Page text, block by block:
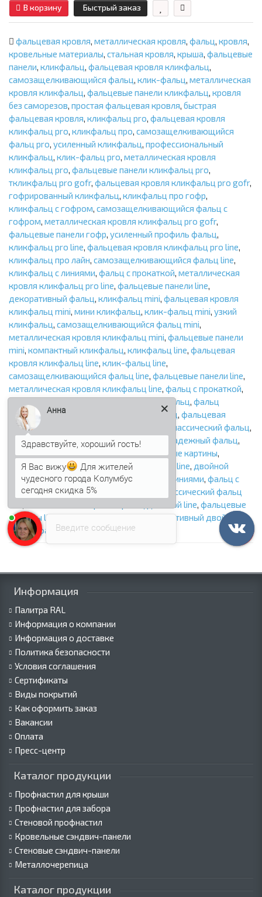
В корзину Быстрый заказ
фальцевая кровля, металлическая кровля, фальц, кровля,
кровельные материалы, стальная кровля, крыша, фальцевые
панели, кликфальц, фальцевая кровля кликфальц,
самозащелкивающийся фальц, клик-фальц, металлическая
кровля кликфальц, фальцевые панели кликфальц, кровля
без саморезов, простая фальцевая кровля, быстрая
фальцевая кровля, кликфальц pro, фальцевая кровля
кликфальц pro, кликфальц про, самозащелкивающийся
фальц pro, усиленный кликфальц, профессиональный
кликфальц, клик-фальц pro, металлическая кровля
кликфальц pro, фальцевые панели кликфальц pro,
ткликфальц pro gofr, фальцевая кровля кликфальц pro gofr,
гофрированный кликфальц, кликфальц про гофр,
кликфальц с гофром, самозащелкивающийся фальц с
гофром, металлическая кровля кликфальц pro gofr,
фальцевые панели гофр, усиленный профиль фальц,
кликфальц pro line, фальцевая кровля кликфальц pro line,
кликфальц про лайн, самозащелкивающийся фальц line,
кликфальц с линиями, фальц с прокаткой, металлическая
кровля кликфальц pro line, фальцевые панели line,
декоративный фальц, кликфальц mini, фальцевая кровля
кликфальц mini, мини кликфальц, клик-фальц mini, узкий
кликфальц, самозащелкивающийся фальц mini,
металлическая кровля кликфальц mini, фальцевые панели
mini, компактный кликфальц, кликфальц line, фальцевая
кровля кликфальц line, клик-фальц line,
самозащелкивающийся фальц line, фальцевые панели line,
металлическая кровля кликфальц line, фальц с прокаткой,
эстетичный фальц, фальц
двойной стоячий
двойной стоячий фальц, фальцевая
кровля двойной
классический фальц,
металлическая кровля фальц двойной
надежный фальц,
кровля фальц,листовой фальц,фальцевые картины,
рулонный фальц, фальц двойной стоячий line, двойной
стоячий фальц line,фальцевая кровля с линиями, фальц с
прокаткой, традиционный фальц line
классический фальц
металлическая кровля фальц двойной line, фальцевые
картины line,рулонный фальц line,декоративный двойной
фальц, фальц с продольной прокаткой
Информация
Палитра RAL
Информация о компании
Информация о доставке
Политика безопасности
Условия соглашения
Сертификаты
Виды покрытий
Как оформить заказ
Вакансии
Оплата
Пресс-центр
Каталог продукции
Профнастил для крыши
Профнастил для забора
Стеновой профнастил
Кровельные сэндвич-панели
Стеновые сэндвич-панели
Металлочерепица
Каталог продукции
Введите сообщение
Анна
Здравствуйте, хороший гость!
Я Вас вижу
Для жителей
чудесного города Колумбус
сегодня скидка 5%
Аннапечатает...